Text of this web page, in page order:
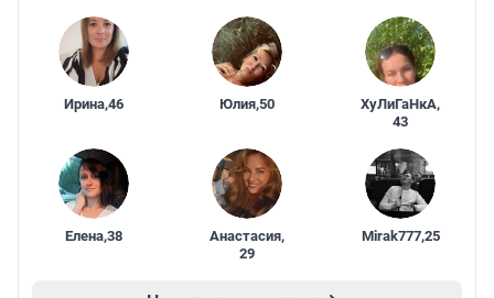
Ирина,46 Юлия,50 ХуЛиГаНкА,
43
Елена,38 Анастасия,
29
Mirak777,25